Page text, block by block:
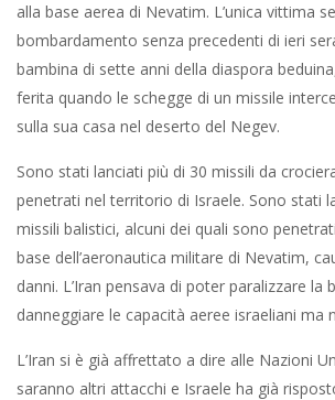
alla base aerea di Nevatim. L’unica vittima
bombardamento senza precedenti di ieri
bambina di sette anni della diaspora
ferita quando le schegge di un missile
sulla sua casa nel deserto del Negev.
Sono stati lanciati più di 30 missili da
penetrati nel territorio di Israele. Sono stati
missili balistici, alcuni dei quali sono
base dell’aeronautica militare di Nevatim,
danni. L’Iran pensava di poter paralizzare la
danneggiare le capacità aeree israeliani ma
L’Iran si è già affrettato a dire alle Nazioni
saranno altri attacchi e Israele ha già